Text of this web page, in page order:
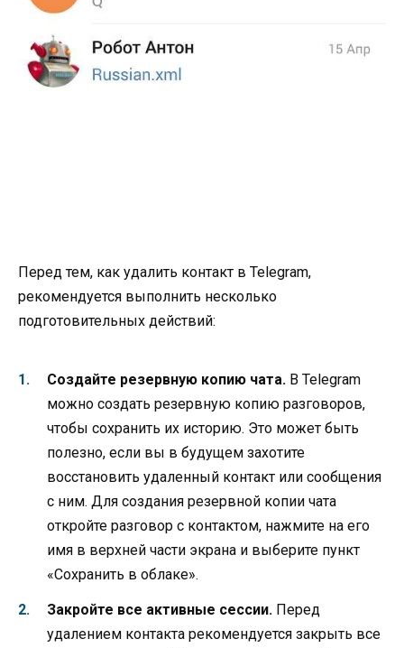
Перед тем, как удалить контакт в Telegram,
рекомендуется выполнить несколько
подготовительных действий:
Создайте резервную копию чата. В Telegram
можно создать резервную копию разговоров,
чтобы сохранить их историю. Это может быть
полезно, если вы в будущем захотите
восстановить удаленный контакт или сообщения
с ним. Для создания резервной копии чата
откройте разговор с контактом, нажмите на его
имя в верхней части экрана и выберите пункт
«Сохранить в облаке».
Закройте все активные сессии. Перед
удалением контакта рекомендуется закрыть все